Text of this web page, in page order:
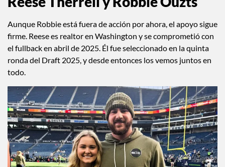
Reese Therrell y Robbie Ouzts
Aunque Robbie está fuera de acción por ahora, el apoyo sigue
firme. Reese es realtor en Washington y se comprometió con
el fullback en abril de 2025. Él fue seleccionado en la quinta
ronda del Draft 2025, y desde entonces los vemos juntos en
todo.